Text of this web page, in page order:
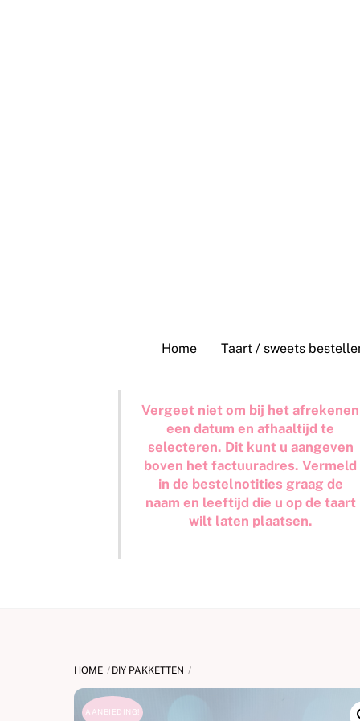
Home Taart / sweets
Vergeet niet om bij het afrekenen
een datum en afhaaltijd te
selecteren. Dit kunt u aangeven
boven het factuuradres. Vermeld
in de bestelnotities graag de
naam en leeftijd die u op de taart
wilt laten plaatsen.
HOME DIY PAKKETTEN
AANBIEDING!